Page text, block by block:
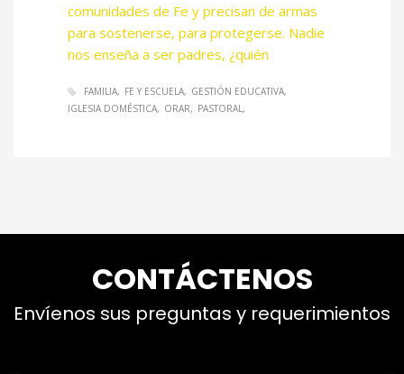
comunidades de Fe y precisan de armas
para sostenerse, para protegerse. Nadie
nos enseña a ser padres, ¿quién
FAMILIA FE Y ESCUELA
GESTIÓN EDUCATIVA
IGLESIA DOMÉSTICA
ORAR PASTORAL
CONTÁCTENOS
Envíenos sus preguntas y requerimientos